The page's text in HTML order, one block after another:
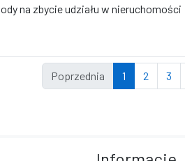
na zbycie udziału w nieruchomości
Poprzednia 1 2 3